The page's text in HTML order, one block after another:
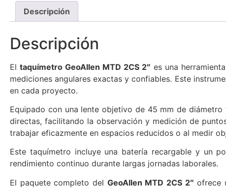
Descripción
Descripción
​El taquímetro GeoAllen MTD 2CS 2″ es una
mediciones angulares exactas y confiables. Este
en cada proyecto.​
Equipado con una lente objetivo de 45 mm de
directas, facilitando la observación y medición de
trabajar eficazmente en espacios reducidos o al medir
Este taquímetro incluye una batería recargable y un
rendimiento continuo durante largas jornadas laborales.​
El paquete completo del GeoAllen MTD 2CS 2″ ofrece